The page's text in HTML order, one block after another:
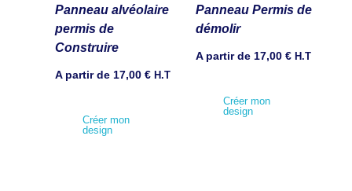
Panneau alvéolaire
permis de
Construire
A partir de 17,00€ H.T
Créer mon
design
Panneau Permis de
démolir
A partir de 17,00€ H.T
Créer mon
design